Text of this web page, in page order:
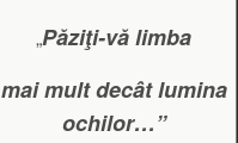
„Păziţi-vă limba
mai mult decât lumina
ochilor…”